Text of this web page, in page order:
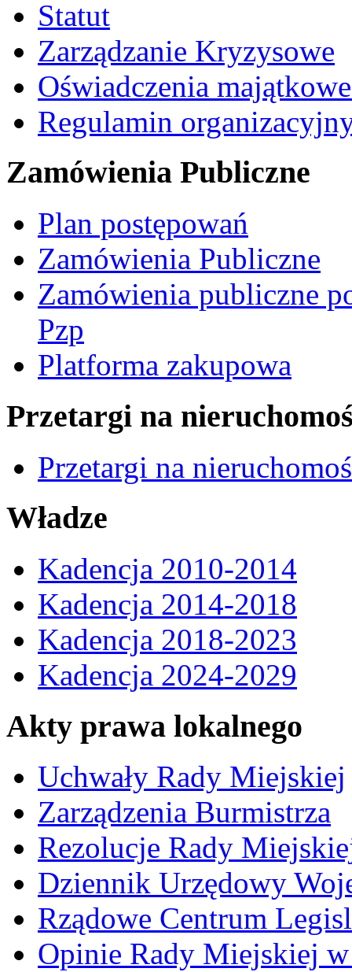
Statut
Zarządzanie Kryzysowe
Oświadczenia
Regulamin
Zamówienia Publiczne
Plan postępowań
Zamówienia Publiczne
Zamówienia publiczne
Pzp
Platforma zakupowa
Przetargi na
Przetargi na
Władze
Kadencja 2010-2014
Kadencja 2014-2018
Kadencja 2018-2023
Kadencja 2024-2029
Akty prawa lokalnego
Uchwały Rady Miejskiej
Zarządzenia Burmistrza
Rezolucje Rady
Dziennik Urzędowy
Rządowe Centrum
Opinie Rady Miejskiej w